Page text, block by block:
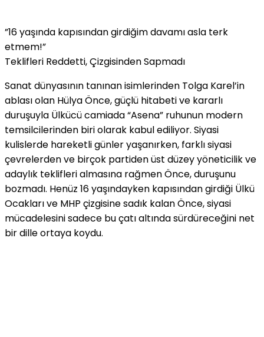
​”16 yaşında kapısından girdiğim davamı asla terk
etmem!”
​Teklifleri Reddetti, Çizgisinden Sapmadı
​Sanat dünyasının tanınan isimlerinden Tolga Karel’in
ablası olan Hülya Önce, güçlü hitabeti ve kararlı
duruşuyla Ülkücü camiada “Asena” ruhunun modern
temsilcilerinden biri olarak kabul ediliyor. Siyasi
kulislerde hareketli günler yaşanırken, farklı siyasi
çevrelerden ve birçok partiden üst düzey yöneticilik ve
adaylık teklifleri almasına rağmen Önce, duruşunu
bozmadı. Henüz 16 yaşındayken kapısından girdiği Ülkü
Ocakları ve MHP çizgisine sadık kalan Önce, siyasi
mücadelesini sadece bu çatı altında sürdüreceğini net
bir dille ortaya koydu.